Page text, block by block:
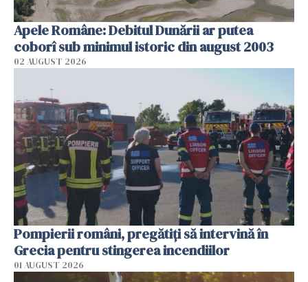
Apele Române: Debitul Dunării ar putea
coborî sub minimul istoric din august 2003
02 AUGUST 2026
Pompierii români, pregătiţi să intervină în
Grecia pentru stingerea incendiilor
01 AUGUST 2026